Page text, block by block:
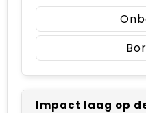
Impact laag op